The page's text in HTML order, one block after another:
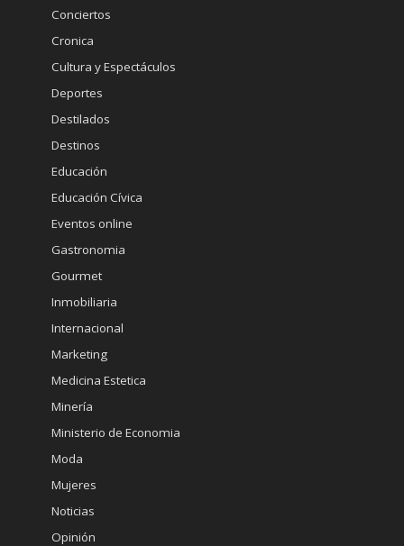
Conciertos
Cronica
Cultura y Espectáculos
Deportes
Destilados
Destinos
Educación
Educación Cívica
Eventos online
Gastronomia
Gourmet
Inmobiliaria
Internacional
Marketing
Medicina Estetica
Minería
Ministerio de Economia
Moda
Mujeres
Noticias
Opinión